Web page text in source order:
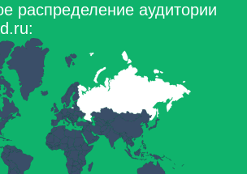
распределение аудитории